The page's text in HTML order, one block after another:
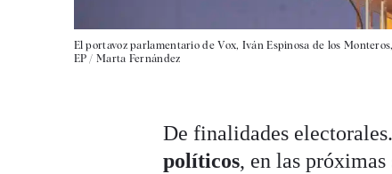
El portavoz parlamentario de Vox, Iván Espinosa de los
EP / Marta Fernández
De finalidades
políticos, en las